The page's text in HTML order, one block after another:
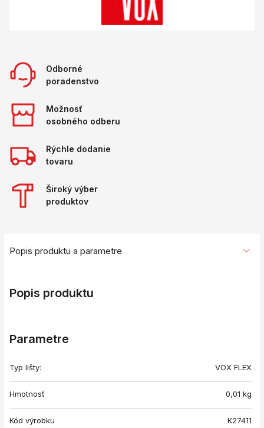
Odborné
poradenstvo
Možnosť
osobného odberu
Rýchle dodanie
tovaru
Široký výber
produktov
Popis produktu a parametre
Popis produktu
Parametre
Typ lišty: VOX FLEX
Hmotnosť 0,01 kg
Kód výrobku K27411